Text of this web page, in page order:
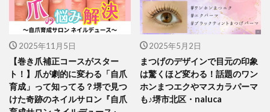
2025年11月5日
【巻き爪補正コースがスター
ト！】爪が劇的に変わる「自爪
育成」って知ってる？堺で見つ
けた奇跡のネイルサロン『自爪
2025年5月2日
まつげのデザインで目元の印象
は驚くほど変わる！話題のワン
ホンまつエクやマスカラパーマ
も♪堺市北区・naluca